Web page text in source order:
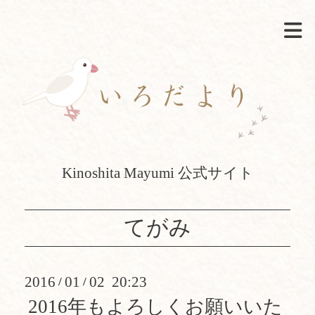
Kinoshita Mayumi 公式サイト
てがみ
2016 / 01 / 02 20:23
2016年もよろしくお願いいた